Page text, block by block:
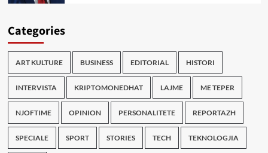
Categories
ART KULTURE BUSINESS EDITORIAL HISTORI
INTERVISTA KRIPTOMONEDHAT LAJME ME TEPER
NJOFTIME OPINION PERSONALITETE REPORTAZH
SPECIALE SPORT STORIES TECH TEKNOLOGJIA